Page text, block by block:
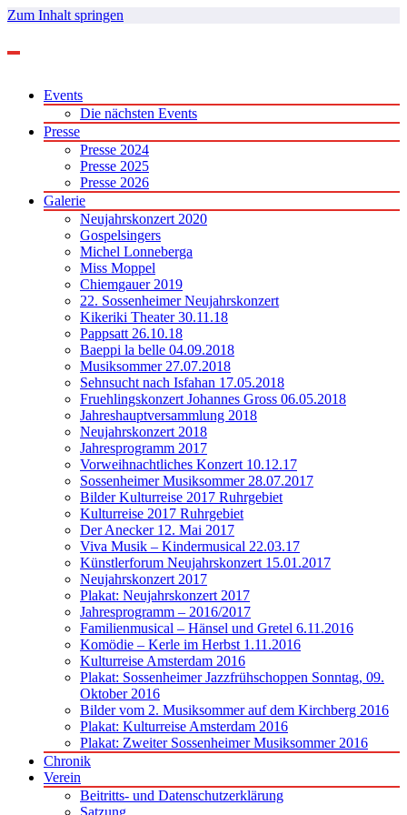
Zum Inhalt springen
Events
Die nächsten Events
Presse
Presse 2024
Presse 2025
Presse 2026
Galerie
Neujahrskonzert 2020
Gospelsingers
Michel Lonneberga
Miss Moppel
Chiemgauer 2019
22. Sossenheimer Neujahrskonzert
Kikeriki Theater 30.11.18
Pappsatt 26.10.18
Baeppi la belle 04.09.2018
Musiksommer 27.07.2018
Sehnsucht nach Isfahan 17.05.2018
Fruehlingskonzert Johannes Gross 06.05.2018
Jahreshauptversammlung 2018
Neujahrskonzert 2018
Jahresprogramm 2017
Vorweihnachtliches Konzert 10.12.17
Sossenheimer Musiksommer 28.07.2017
Bilder Kulturreise 2017 Ruhrgebiet
Kulturreise 2017 Ruhrgebiet
Der Anecker 12. Mai 2017
Viva Musik – Kindermusical 22.03.17
Künstlerforum Neujahrskonzert 15.01.2017
Neujahrskonzert 2017
Plakat: Neujahrskonzert 2017
Jahresprogramm – 2016/2017
Familienmusical – Hänsel und Gretel 6.11.2016
Komödie – Kerle im Herbst 1.11.2016
Kulturreise Amsterdam 2016
Plakat: Sossenheimer Jazzfrühschoppen Sonntag, 09.
Oktober 2016
Bilder vom 2. Musiksommer auf dem Kirchberg 2016
Plakat: Kulturreise Amsterdam 2016
Plakat: Zweiter Sossenheimer Musiksommer 2016
Chronik
Verein
Beitritts- und Datenschutzerklärung
Satzung